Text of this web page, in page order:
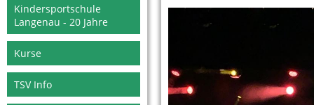
Kindersportschule
Langenau - 20 Jahre
Kurse
TSV Info